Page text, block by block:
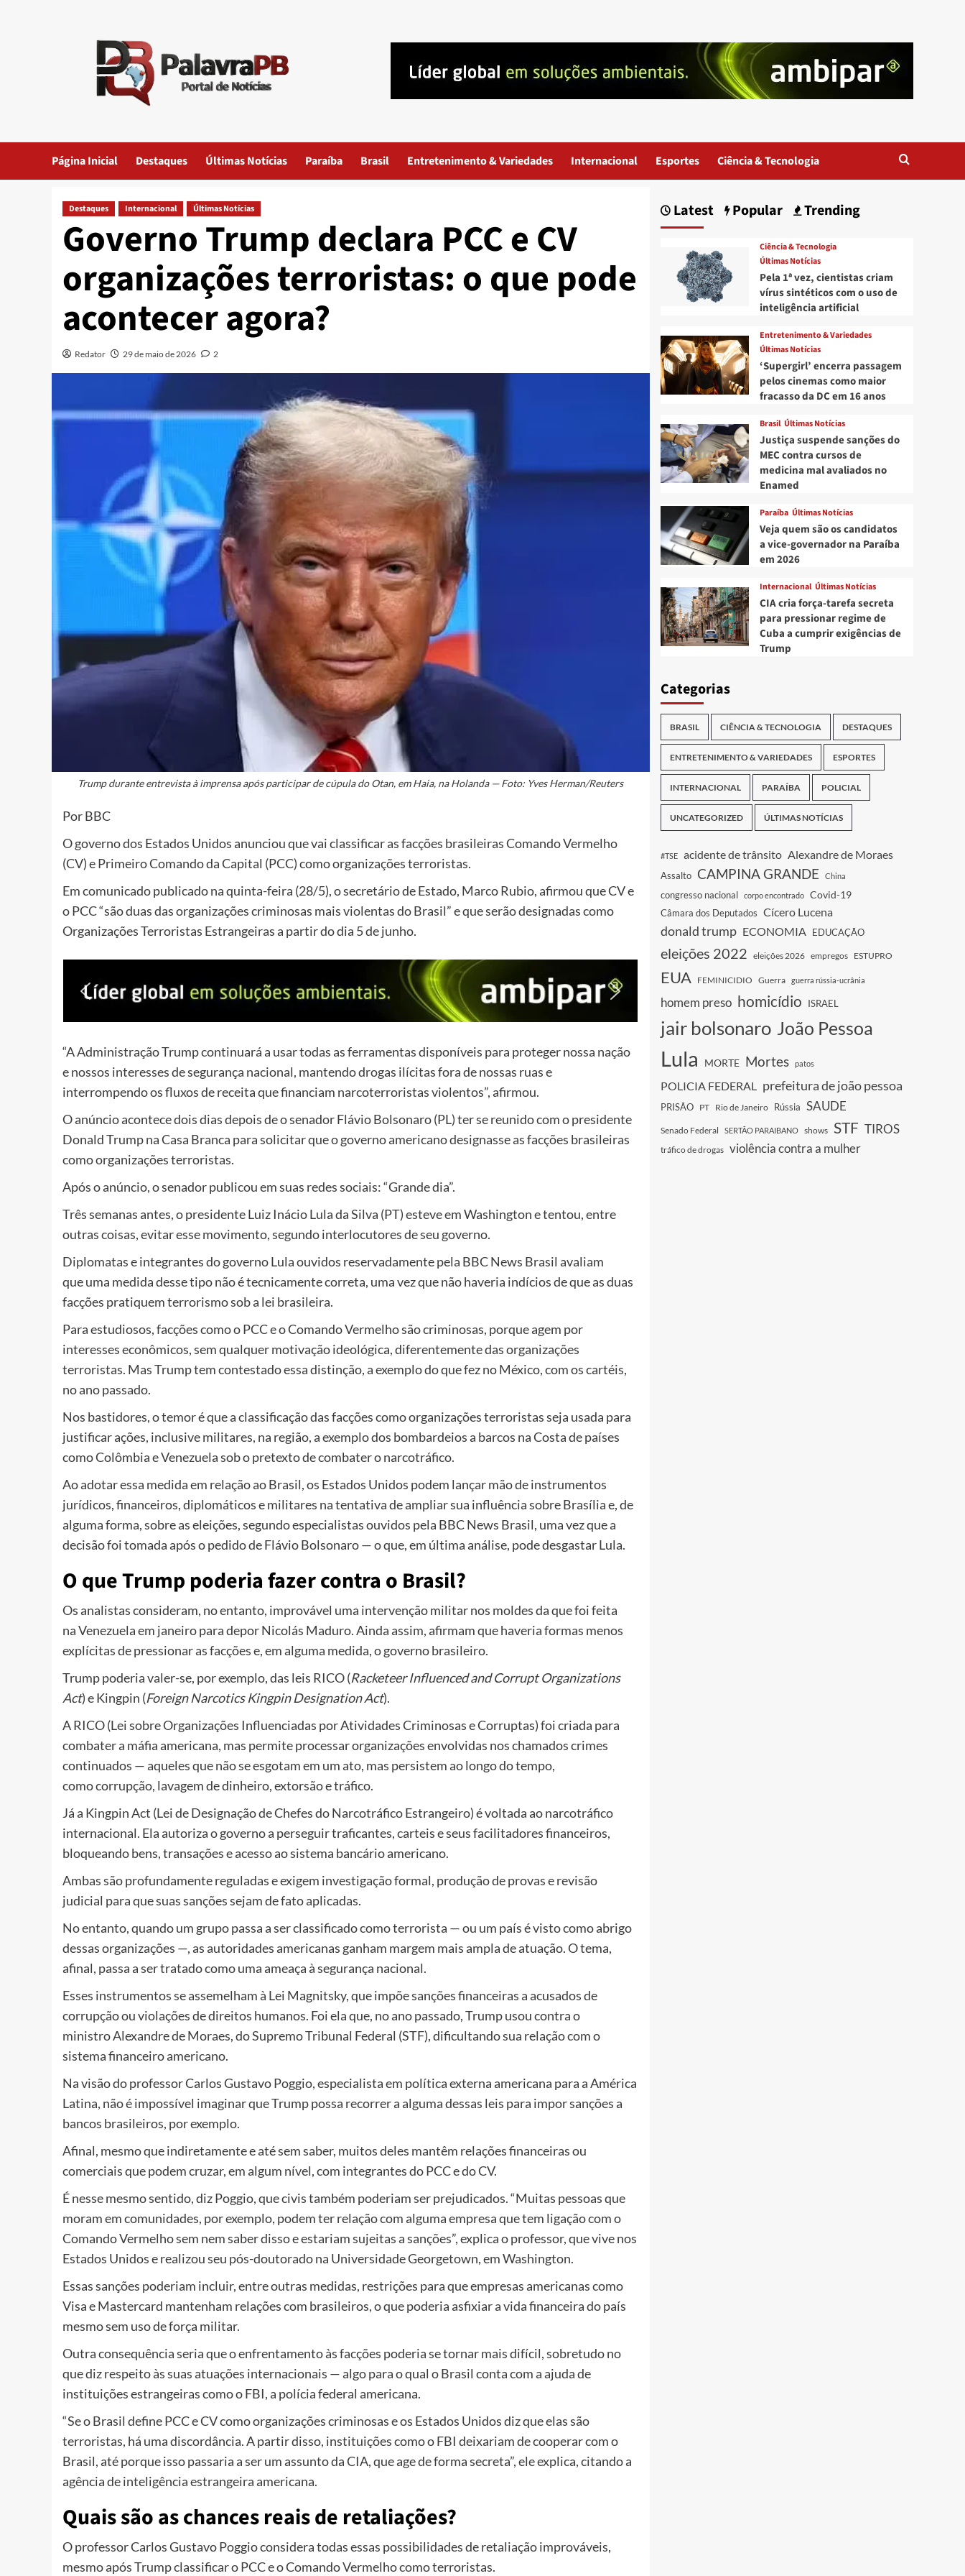
Página Inicial Destaques Últimas Notícias Paraíba Brasil Entretenimento & Variedades Internacional Esportes Ciência & Tecnologia
Destaques Internacional Últimas Notícias
Governo Trump declara PCC e CV
organizações terroristas: o que pode
acontecer agora?
Redator 29 de maio de 2026 2
Trump durante entrevista à imprensa após participar de cúpula do Otan, em Haia, na Holanda — Foto: Yves Herman/Reuters
Por BBC
O governo dos Estados Unidos anunciou que vai classificar as facções brasileiras Comando Vermelho
(CV) e Primeiro Comando da Capital (PCC) como organizações terroristas.
Em comunicado publicado na quinta-feira (28/5), o secretário de Estado, Marco Rubio, afirmou que CV e
o PCC “são duas das organizações criminosas mais violentas do Brasil” e que serão designadas como
Organizações Terroristas Estrangeiras a partir do dia 5 de junho.
“A Administração Trump continuará a usar todas as ferramentas disponíveis para proteger nossa nação
e nossos interesses de segurança nacional, mantendo drogas ilícitas fora de nossas ruas e
interrompendo os fluxos de receita que financiam narcoterroristas violentos”, afirmou.
O anúncio acontece dois dias depois de o senador Flávio Bolsonaro (PL) ter se reunido com o presidente
Donald Trump na Casa Branca para solicitar que o governo americano designasse as facções brasileiras
como organizações terroristas.
Após o anúncio, o senador publicou em suas redes sociais: “Grande dia”.
Três semanas antes, o presidente Luiz Inácio Lula da Silva (PT) esteve em Washington e tentou, entre
outras coisas, evitar esse movimento, segundo interlocutores de seu governo.
Diplomatas e integrantes do governo Lula ouvidos reservadamente pela BBC News Brasil avaliam
que uma medida desse tipo não é tecnicamente correta, uma vez que não haveria indícios de que as duas
facções pratiquem terrorismo sob a lei brasileira.
Para estudiosos, facções como o PCC e o Comando Vermelho são criminosas, porque agem por
interesses econômicos, sem qualquer motivação ideológica, diferentemente das organizações
terroristas. Mas Trump tem contestado essa distinção, a exemplo do que fez no México, com os cartéis,
no ano passado.
Nos bastidores, o temor é que a classificação das facções como organizações terroristas seja usada para
justificar ações, inclusive militares, na região, a exemplo dos bombardeios a barcos na Costa de países
como Colômbia e Venezuela sob o pretexto de combater o narcotráfico.
Ao adotar essa medida em relação ao Brasil, os Estados Unidos podem lançar mão de instrumentos
jurídicos, financeiros, diplomáticos e militares na tentativa de ampliar sua influência sobre Brasília e, de
alguma forma, sobre as eleições, segundo especialistas ouvidos pela BBC News Brasil, uma vez que a
decisão foi tomada após o pedido de Flávio Bolsonaro — o que, em última análise, pode desgastar Lula.
O que Trump poderia fazer contra o Brasil?
Os analistas consideram, no entanto, improvável uma intervenção militar nos moldes da que foi feita
na Venezuela em janeiro para depor Nicolás Maduro. Ainda assim, afirmam que haveria formas menos
explícitas de pressionar as facções e, em alguma medida, o governo brasileiro.
Trump poderia valer-se, por exemplo, das leis RICO (Racketeer Influenced and Corrupt Organizations
Act) e Kingpin (Foreign Narcotics Kingpin Designation Act).
A RICO (Lei sobre Organizações Influenciadas por Atividades Criminosas e Corruptas) foi criada para
combater a máfia americana, mas permite processar organizações envolvidas nos chamados crimes
continuados — aqueles que não se esgotam em um ato, mas persistem ao longo do tempo,
como corrupção, lavagem de dinheiro, extorsão e tráfico.
Já a Kingpin Act (Lei de Designação de Chefes do Narcotráfico Estrangeiro) é voltada ao narcotráfico
internacional. Ela autoriza o governo a perseguir traficantes, carteis e seus facilitadores financeiros,
bloqueando bens, transações e acesso ao sistema bancário americano.
Ambas são profundamente reguladas e exigem investigação formal, produção de provas e revisão
judicial para que suas sanções sejam de fato aplicadas.
No entanto, quando um grupo passa a ser classificado como terrorista — ou um país é visto como abrigo
dessas organizações —, as autoridades americanas ganham margem mais ampla de atuação. O tema,
afinal, passa a ser tratado como uma ameaça à segurança nacional.
Esses instrumentos se assemelham à Lei Magnitsky, que impõe sanções financeiras a acusados de
corrupção ou violações de direitos humanos. Foi ela que, no ano passado, Trump usou contra o
ministro Alexandre de Moraes, do Supremo Tribunal Federal (STF), dificultando sua relação com o
sistema financeiro americano.
Na visão do professor Carlos Gustavo Poggio, especialista em política externa americana para a América
Latina, não é impossível imaginar que Trump possa recorrer a alguma dessas leis para impor sanções a
bancos brasileiros, por exemplo.
Afinal, mesmo que indiretamente e até sem saber, muitos deles mantêm relações financeiras ou
comerciais que podem cruzar, em algum nível, com integrantes do PCC e do CV.
É nesse mesmo sentido, diz Poggio, que civis também poderiam ser prejudicados. “Muitas pessoas que
moram em comunidades, por exemplo, podem ter relação com alguma empresa que tem ligação com o
Comando Vermelho sem nem saber disso e estariam sujeitas a sanções”, explica o professor, que vive nos
Estados Unidos e realizou seu pós-doutorado na Universidade Georgetown, em Washington.
Essas sanções poderiam incluir, entre outras medidas, restrições para que empresas americanas como
Visa e Mastercard mantenham relações com brasileiros, o que poderia asfixiar a vida financeira do país
mesmo sem uso de força militar.
Outra consequência seria que o enfrentamento às facções poderia se tornar mais difícil, sobretudo no
que diz respeito às suas atuações internacionais — algo para o qual o Brasil conta com a ajuda de
instituições estrangeiras como o FBI, a polícia federal americana.
“Se o Brasil define PCC e CV como organizações criminosas e os Estados Unidos diz que elas são
terroristas, há uma discordância. A partir disso, instituições como o FBI deixariam de cooperar com o
Brasil, até porque isso passaria a ser um assunto da CIA, que age de forma secreta”, ele explica, citando a
agência de inteligência estrangeira americana.
Quais são as chances reais de retaliações?
O professor Carlos Gustavo Poggio considera todas essas possibilidades de retaliação improváveis,
mesmo após Trump classificar o PCC e o Comando Vermelho como terroristas.
Latest Popular Trending
Ciência & Tecnologia
Últimas Notícias
Pela 1ª vez, cientistas criam
vírus sintéticos com o uso de
inteligência artificial
Entretenimento & Variedades
Últimas Notícias
‘Supergirl’ encerra passagem
pelos cinemas como maior
fracasso da DC em 16 anos
Brasil Últimas Notícias
Justiça suspende sanções do
MEC contra cursos de
medicina mal avaliados no
Enamed
Paraíba Últimas Notícias
Veja quem são os candidatos
a vice-governador na Paraíba
em 2026
Internacional Últimas Notícias
CIA cria força-tarefa secreta
para pressionar regime de
Cuba a cumprir exigências de
Trump
Categorias
BRASIL CIÊNCIA & TECNOLOGIA DESTAQUES
ENTRETENIMENTO & VARIEDADES ESPORTES
INTERNACIONAL PARAÍBA POLICIAL
UNCATEGORIZED ÚLTIMAS NOTÍCIAS
#TSE acidente de trânsito Alexandre de Moraes
Assalto CAMPINA GRANDE China
congresso nacional corpo encontrado Covid-19
Câmara dos Deputados Cícero Lucena
donald trump ECONOMIA EDUCAÇÃO
eleições 2022 eleições 2026 empregos ESTUPRO
EUA FEMINICIDIO Guerra guerra rússia-ucrânia
homem preso homicídio ISRAEL
jair bolsonaro João Pessoa
Lula MORTE Mortes patos
POLICIA FEDERAL prefeitura de joão pessoa
PRISÃO PT Rio de Janeiro Rússia SAUDE
Senado Federal SERTÃO PARAIBANO shows STF TIROS
tráfico de drogas violência contra a mulher